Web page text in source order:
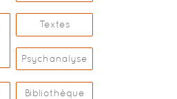
Textes
Psychanalyse
Bibliothèque